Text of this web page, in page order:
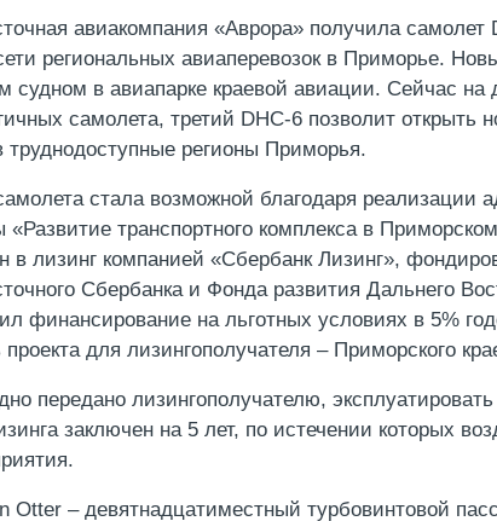
авиакомпания «Аврора» получила
региональных авиаперевозок в Приморье.
судном в авиапарке краевой авиации. Сейчас на
самолета, третий DHC-6 позволит открыть
труднодоступные регионы Приморья.
стала возможной благодаря реализации
«Развитие транспортного комплекса в
в лизинг компанией «Сбербанк Лизинг»,
Сбербанка и Фонда развития Дальнего
финансирование на льготных условиях в 5%
для лизингополучателя – Приморского
передано лизингополучателю,
заключен на 5 лет, по истечении которых
Otter – девятнадцатиместный турбовинтовой